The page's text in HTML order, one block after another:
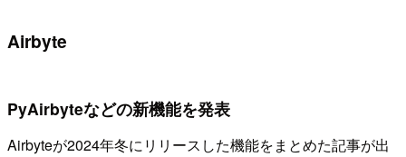
Airbyte
PyAirbyteなどの新機能を発表
Airbyteが2024年冬にリリースした機能をまとめた記事が出